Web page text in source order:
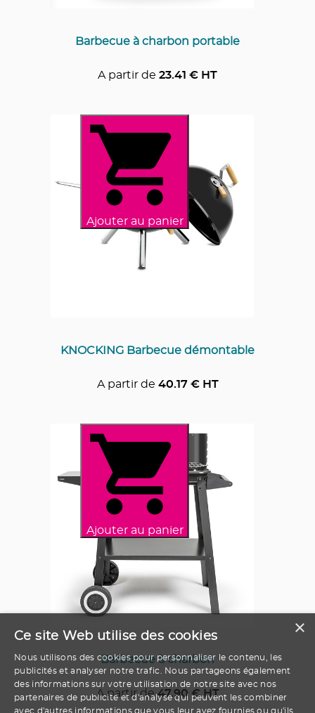
Barbecue à charbon portable
A partir de 23.41 € HT
Ajouter au panier
KNOCKING Barbecue démontable
A partir de 40.17€ HT
Ajouter au panier
Barbecue à charbon
A partir de 47.90 € HT
×
Ce site Web utilise des cookies
Nous utilisons des cookies pour personnaliser le contenu, les
publicités et analyser notre trafic. Nous partageons également
des informations sur votre utilisation de notre site avec nos
partenaires de publicité et d'analyse qui peuvent les combiner
avec d'autres informations que vous leur avez fournies ou qu'ils